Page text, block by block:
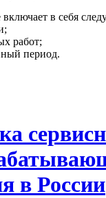
в себя
работ;
период.
в России